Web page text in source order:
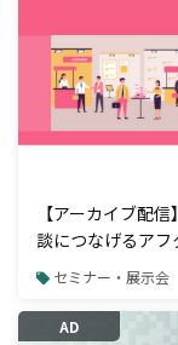
【アーカイブ配
談につなげるア
セミナー・展示会
AD